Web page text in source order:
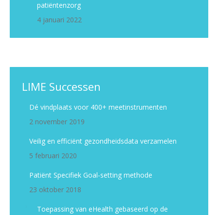
patiëntenzorg
4 januari 2022
LIME Successen
Dé vindplaats voor 400+ meetinstrumenten
2 november 2019
Veilig en efficiënt gezondheidsdata verzamelen
5 februari 2020
Patiënt Specifiek Goal-setting methode
23 oktober 2018
Toepassing van eHealth gebaseerd op de